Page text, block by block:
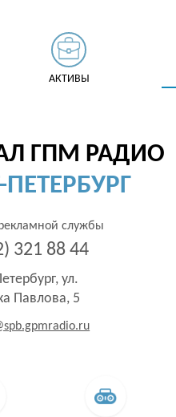
АКТИВЫ
ГПМ РАДИО
службы
321 88 44
ул.
Павлова, 5